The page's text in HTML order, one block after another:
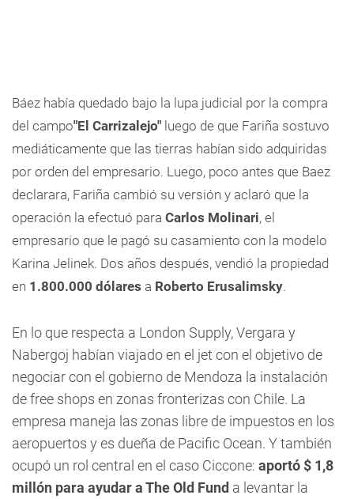
Báez había quedado bajo la lupa judicial por la compra
del campo"El Carrizalejo" luego de que Fariña sostuvo
mediáticamente que las tierras habían sido adquiridas
por orden del empresario. Luego, poco antes que Baez
declarara, Fariña cambió su versión y aclaró que la
operación la efectuó para Carlos Molinari, el
empresario que le pagó su casamiento con la modelo
Karina Jelinek. Dos años después, vendió la propiedad
en 1.800.000 dólares a Roberto Erusalimsky.
En lo que respecta a London Supply, Vergara y
Nabergoj habían viajado en el jet con el objetivo de
negociar con el gobierno de Mendoza la instalación
de free shops en zonas fronterizas con Chile. La
empresa maneja las zonas libre de impuestos en los
aeropuertos y es dueña de Pacific Ocean. Y también
ocupó un rol central en el caso Ciccone: aportó $ 1,8
millón para ayudar a The Old Fund a levantar la